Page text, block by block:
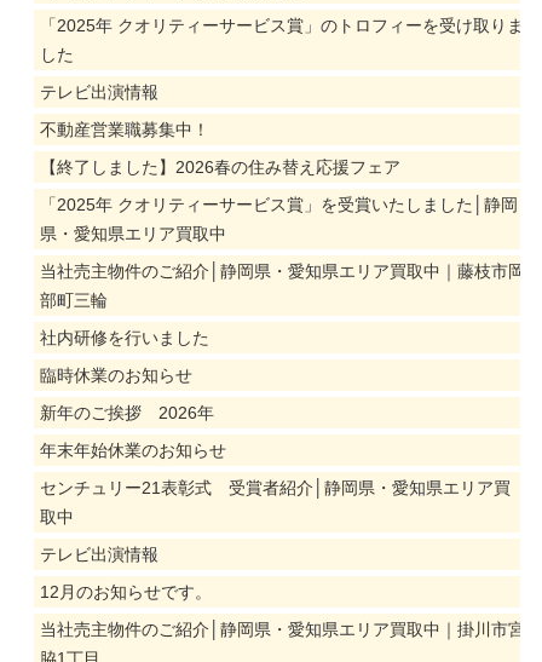
「2025年 クオリティーサービス賞」のトロフィーを受け取りま
した
テレビ出演情報
不動産営業職募集中！
【終了しました】2026春の住み替え応援フェア
「2025年 クオリティーサービス賞」を受賞いたしました│静岡
県・愛知県エリア買取中
当社売主物件のご紹介│静岡県・愛知県エリア買取中｜藤枝市岡
部町三輪
社内研修を行いました
臨時休業のお知らせ
新年のご挨拶 2026年
年末年始休業のお知らせ
センチュリー21表彰式 受賞者紹介│静岡県・愛知県エリア買
取中
テレビ出演情報
12月のお知らせです。
当社売主物件のご紹介│静岡県・愛知県エリア買取中｜掛川市宮